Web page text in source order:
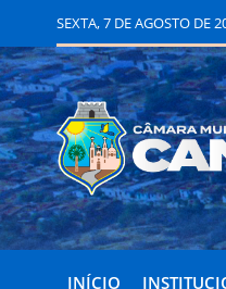
SEXTA, 7 DE AGOSTO DE
INÍCIO